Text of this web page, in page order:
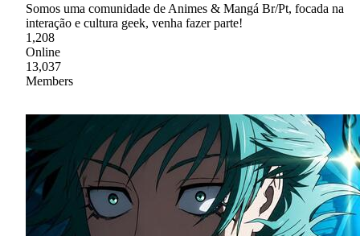
Somos uma comunidade de Animes & Mangá Br/Pt, focada na
interação e cultura geek, venha fazer parte!
1,208
Online
13,037
Members